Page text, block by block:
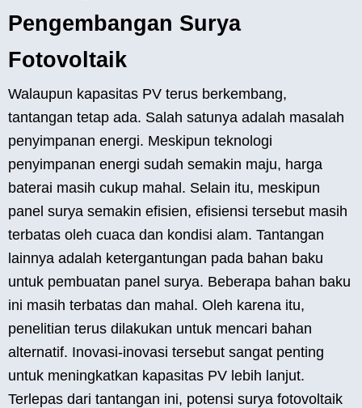
Pengembangan Surya
Fotovoltaik
Walaupun kapasitas PV terus berkembang,
tantangan tetap ada. Salah satunya adalah masalah
penyimpanan energi. Meskipun teknologi
penyimpanan energi sudah semakin maju, harga
baterai masih cukup mahal. Selain itu, meskipun
panel surya semakin efisien, efisiensi tersebut masih
terbatas oleh cuaca dan kondisi alam. Tantangan
lainnya adalah ketergantungan pada bahan baku
untuk pembuatan panel surya. Beberapa bahan baku
ini masih terbatas dan mahal. Oleh karena itu,
penelitian terus dilakukan untuk mencari bahan
alternatif. Inovasi-inovasi tersebut sangat penting
untuk meningkatkan kapasitas PV lebih lanjut.
Terlepas dari tantangan ini, potensi surya fotovoltaik